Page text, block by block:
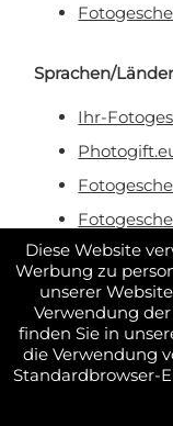
Diese Website
Werbung zu
unserer
Verwendung
finden Sie in
die Verwendung
Standardbrowser-
Sprachen/Länder
Ihr-
Sicher &